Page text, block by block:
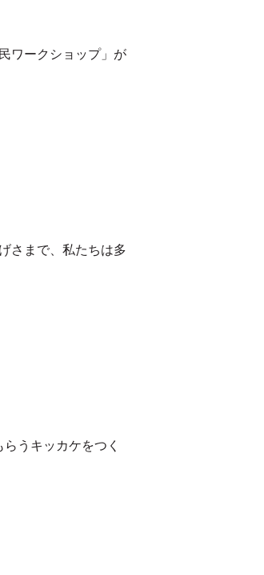
ワークショップ」が
さまで、私たちは多
うキッカケをつく